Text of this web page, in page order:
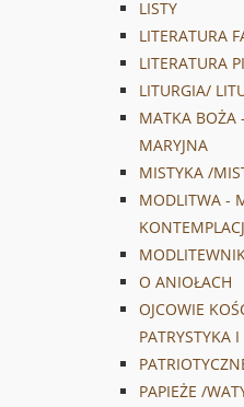
LISTY
LITERATURA
LITERATURA
LITURGIA/
MATKA BOŻA
MARYJNA
MISTYKA /
MODLITWA -
O ANIOŁACH
OJCOWIE
PATRYSTYKA
PAPIEŻE /